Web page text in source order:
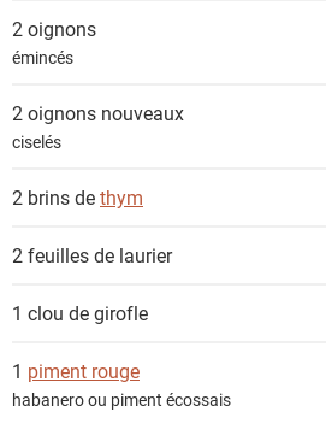
2 oignons
émincés
2 oignons nouveaux
ciselés
2 brins dethym
2 feuilles de laurier
1 clou de girofle
1 piment rouge
habanero ou piment écossais